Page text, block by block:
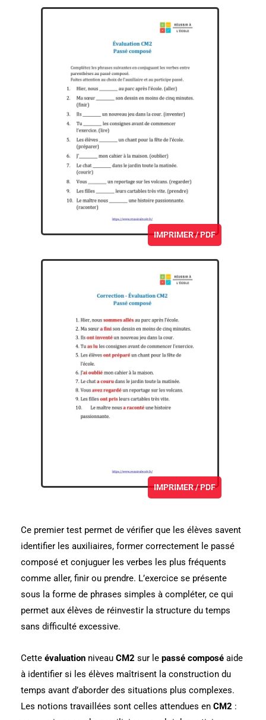
IMPRIMER / PDF
IMPRIMER / PDF
Ce premier test permet de vérifier que les élèves savent
identifier les auxiliaires, former correctement le passé
composé et conjuguer les verbes les plus fréquents
comme aller, finir ou prendre. L’exercice se présente
sous la forme de phrases simples à compléter, ce qui
permet aux élèves de réinvestir la structure du temps
sans difficulté excessive.
Cette évaluation niveau CM2 sur le passé composé aide
à identifier si les élèves maîtrisent la construction du
temps avant d’aborder des situations plus complexes.
Les notions travaillées sont celles attendues en CM2 :